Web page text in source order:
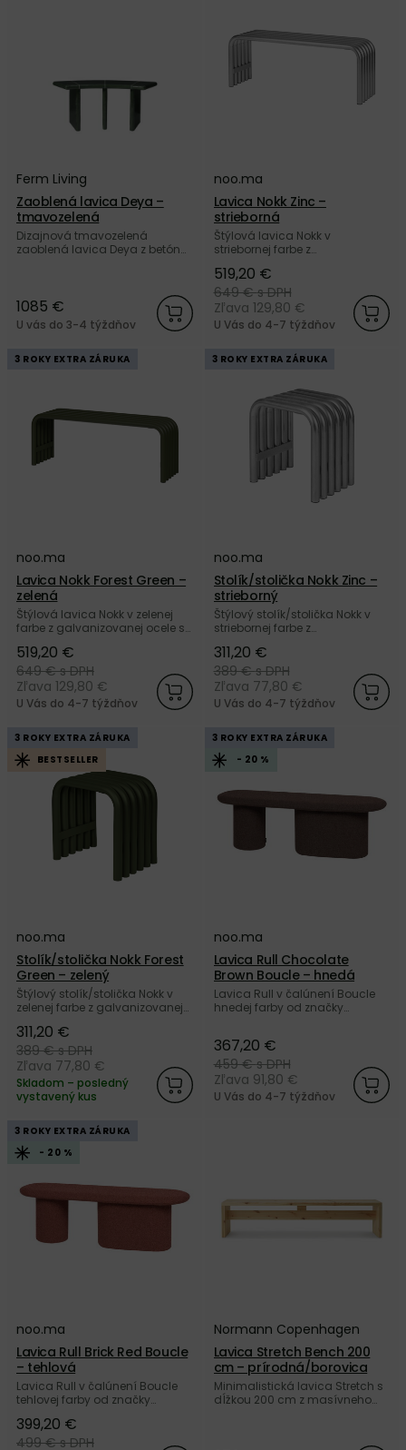
Ferm Living
Zaoblená lavica Deya –
tmavozelená
Dizajnová tmavozelená
zaoblená lavica Deya z betónu
1085 €
U vás do 3-4 týždňov
noo.ma
Lavica Nokk Zinc –
strieborná
Štýlová lavica Nokk v
striebornej farbe z
značky noo.ma. Nakúpte u nás
a získajte 5 ročnú záruku.
519,20 €
649 €s DPH
Zľava 129,80 €
U Vás do 4-7 týždňov
3 ROKY EXTRA ZÁRUKA
noo.ma
Lavica Nokk Forest Green –
zelená
Štýlová lavica Nokk v zelenej
farbe z galvanizovanej ocele s
úpravou od značky noo.ma.
Nakúpte u nás a získajte 5
ročnú záruku.
519,20 €
649 €s DPH
Zľava 129,80 €
U Vás do 4-7 týždňov
3 ROKY EXTRA ZÁRUKA
noo.ma
Stolík/stolička Nokk Zinc –
strieborný
Štýlový stolík/stolička Nokk v
striebornej farbe z
značky noo.ma. Nakúpte u nás
a získajte 5 ročnú záruku.
311,20 €
389 €s DPH
Zľava 77,80 €
U Vás do 4-7 týždňov
3 ROKY EXTRA ZÁRUKA
BESTSELLER
noo.ma
Stolík/stolička Nokk Forest
Green – zelený
Štýlový stolík/stolička Nokk v
zelenej farbe z galvanizovanej
úpravou od značky noo.ma.
Nakúpte u nás a získajte 5
ročnú záruku.
311,20 €
389 €s DPH
Zľava 77,80 €
Skladom – posledný
vystavený kus
3 ROKY EXTRA ZÁRUKA
- 20 %
noo.ma
Lavica Rull Chocolate
Brown Boucle – hnedá
Lavica Rull v čalúnení Boucle
hnedej farby od značky
367,20 €
459 €s DPH
Zľava 91,80 €
U Vás do 4-7 týždňov
3 ROKY EXTRA ZÁRUKA
- 20 %
noo.ma
Lavica Rull Brick Red Boucle
– tehlová
Lavica Rull v čalúnení Boucle
tehlovej farby od značky
získajte 5 ročnú záruku.
399,20 €
499 €s DPH
Normann Copenhagen
Lavica Stretch Bench 200
cm – prírodná/borovica
Minimalistická lavica Stretch s
dĺžkou 200 cm z masívneho